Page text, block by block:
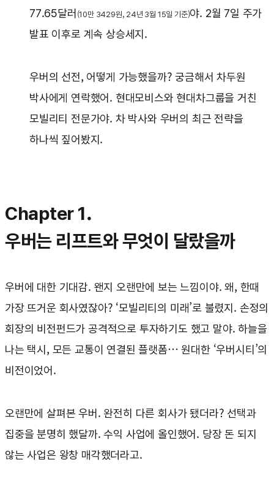
77.65달러 (10만 3429원, 24년 3월 15일 기준)야. 2월 7일 주가
발표 이후로 계속 상승세지.
우버의 선전, 어떻게 가능했을까? 궁금해서 차두원
박사에게 연락했어. 현대모비스와 현대차그룹을 거친
모빌리티 전문가야. 차 박사와 우버의 최근 전략을
하나씩 짚어봤지.
Chapter 1.
우버는 리프트와 무엇이 달랐을까
우버에 대한 기대감. 왠지 오랜만에 보는 느낌이야. 왜, 한때
가장 뜨거운 회사였잖아? ‘모빌리티의 미래’로 불렸지. 손정의
회장의 비전펀드가 공격적으로 투자하기도 했고 말야. 하늘을
나는 택시, 모든 교통이 연결된 플랫폼… 원대한 ‘우버시티’의
비전이었어.
오랜만에 살펴본 우버. 완전히 다른 회사가 됐더라? 선택과
집중을 분명히 했달까. 수익 사업에 올인했어. 당장 돈 되지
않는 사업은 왕창 매각했더라고.